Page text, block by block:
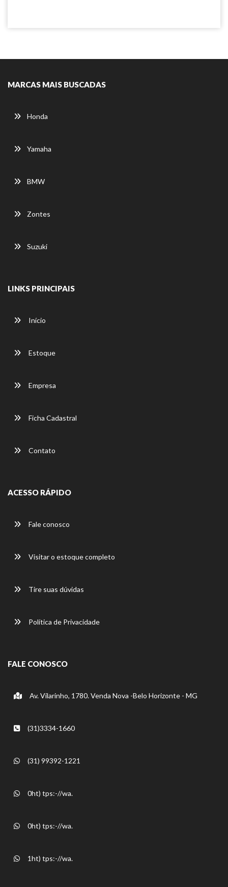
MARCAS MAIS BUSCADAS
Honda
Yamaha
BMW
Zontes
Suzuki
LINKS PRINCIPAIS
Início
Estoque
Empresa
Ficha Cadastral
Contato
ACESSO RÁPIDO
Fale conosco
Visitar o estoque completo
Tire suas dúvidas
Política de Privacidade
FALE CONOSCO
Av. Vilarinho, 1780. Venda Nova -Belo Horizonte - MG
(31)3334-1660
(31) 99392-1221
0ht) tps:-//wa.
0ht) tps:-//wa.
1ht) tps:-//wa.